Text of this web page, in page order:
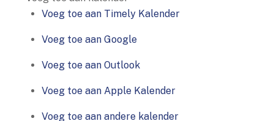
Voeg toe aan Timely Kalender
Voeg toe aan Google
Voeg toe aan Outlook
Voeg toe aan Apple Kalender
Voeg toe aan andere kalender